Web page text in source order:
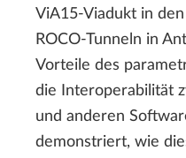
ViA15-Viadukt in
ROCO-Tunneln in
Vorteile des
die Interoperabilität
und anderen
demonstriert, wie